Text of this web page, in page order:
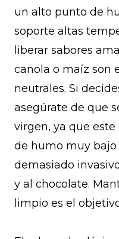
un alto punto de
soporte altas
liberar sabores
canola o maíz son
neutrales. Si
asegúrate de que
virgen, ya que
de humo muy
demasiado
y al chocolate.
limpio es el